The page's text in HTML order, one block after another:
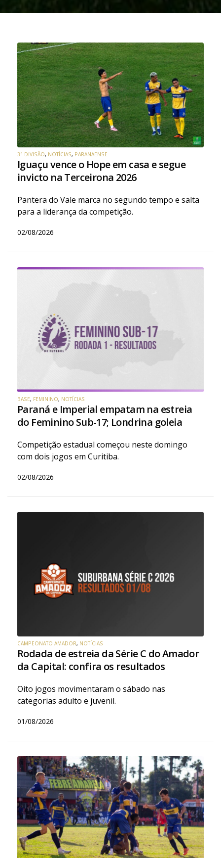
3ª DIVISÃO, NOTÍCIAS, PARANAENSE
Iguaçu vence o Hope em casa e segue
invicto na Terceirona 2026
Pantera do Vale marca no segundo tempo e salta
para a liderança da competição.
02/08/2026
BASE, FEMININO, NOTÍCIAS
Paraná e Imperial empatam na estreia
do Feminino Sub-17; Londrina goleia
Competição estadual começou neste domingo
com dois jogos em Curitiba.
02/08/2026
CAMPEONATO AMADOR, NOTÍCIAS
Rodada de estreia da Série C do Amador
da Capital: confira os resultados
Oito jogos movimentaram o sábado nas
categorias adulto e juvenil.
01/08/2026